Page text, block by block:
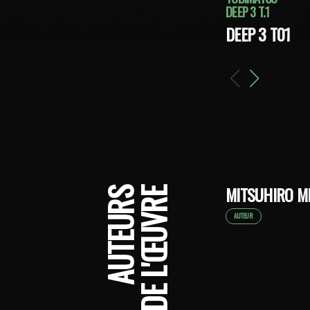
DEEP 3 T.1
DEEP 3 T01
AUTEURSDE L'ŒUVRE MITSUHIRO
AUTEUR